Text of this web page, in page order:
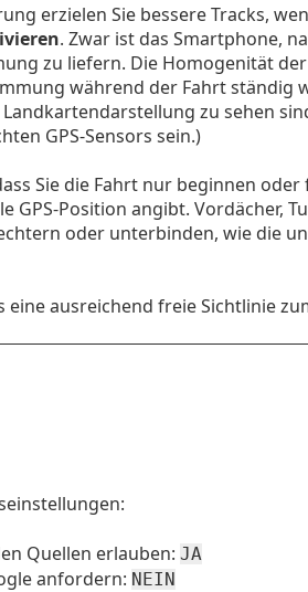
erzielen Sie bessere Tracks,
. Zwar ist das Smartphone,
zu liefern. Die Homogenität
während der Fahrt ständig
zu sehen
GPS-Sensors sein.)
Sie die Fahrt nur beginnen
GPS-Position angibt. Vordächer,
oder unterbinden, wie die
eine ausreichend freie Sichtlinie
Quellen erlauben: JA
anfordern: NEIN